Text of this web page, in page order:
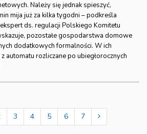
Należy się jednak spieszyć,
mija już za kilka tygodni – podkreśla
ds. regulacji Polskiego Komitetu
pozostałe gospodarstwa domowe
dodatkowych formalności. W ich
automatu rozliczane po ubiegłorocznych
3 4 5 6 7